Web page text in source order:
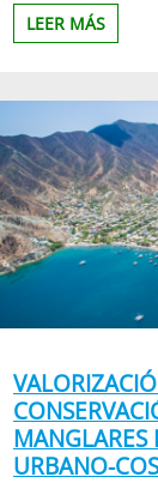
LEER MÁS
MANGLARES
URBANO-